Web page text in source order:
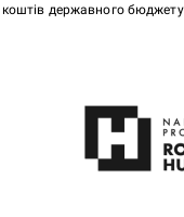
державного